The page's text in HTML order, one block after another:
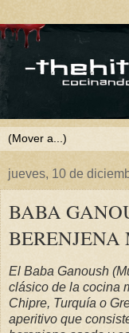
jueves, 10 de
BABA
El Baba Ganoush
clásico de la cocina
Chipre, Turquía o
aperitivo que